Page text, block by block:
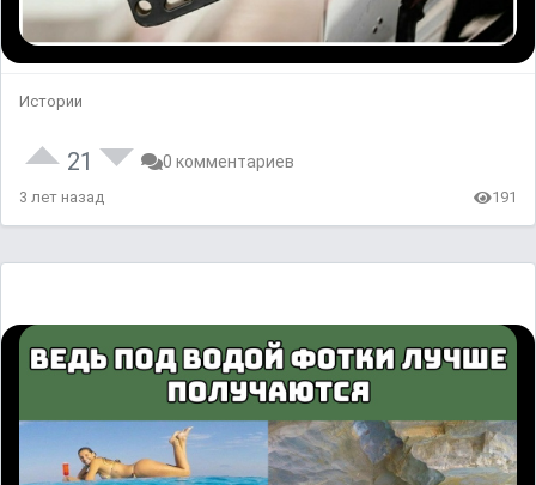
Истории
21 0 комментариев
3 лет назад 191